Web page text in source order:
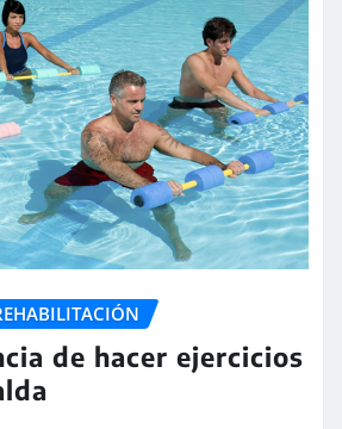
de hacer ejercicios